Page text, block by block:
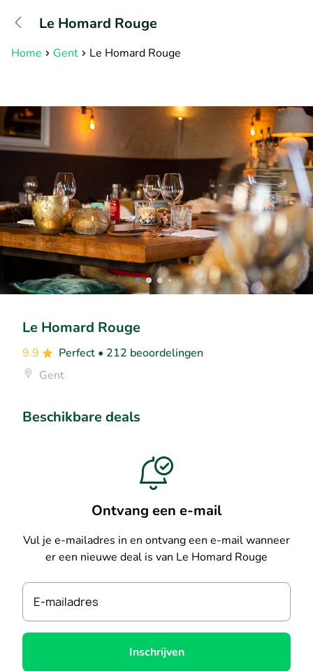
Le Homard Rouge
Home Gent Le Homard Rouge
Le Homard Rouge
9.9 Perfect • 212 beoordelingen
Gent
Beschikbare deals
Ontvang een e-mail
Vul je e-mailadres in en ontvang een e-mail wanneer
er een nieuwe deal is van Le Homard Rouge
E-mailadres
Inschrijven